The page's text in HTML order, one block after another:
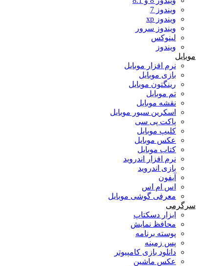
ویندوز 7
ویندوز xp
ویندوز سرور
لینوکس
ویندوز
موبایل
نرم افزار موبایل
بازی موبایل
رینگتون موبایل
تم موبایل
نقشه موبایل
اسکرین سیور موبایل
پاکت پی سی
کلیپ موبایل
عکس موبایل
کتاب موبایل
نرم افزار اندروید
بازی اندروید
آیفون
اس ام اس
معرفی گوشی موبایل
سرگرمی
ابزار دسکتاپ
محافظ نمایش
پوسته برنامه
پس زمینه
دانلود بازی کامپیوتر
عکس ماشین